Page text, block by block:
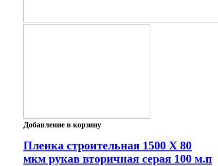
Добавление в корзину
Пленка строительная 1500 Х 80
мкм рукав вторичная серая 100 м.п